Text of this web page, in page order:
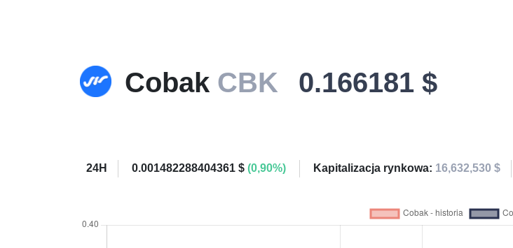
Cobak CBK 0.166181 $
24H 0.001482288404361 $ (0,90%) Kapitalizacja rynkowa: 16,632,530 $